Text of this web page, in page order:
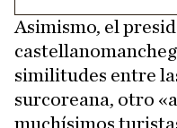
Asimismo, el
similitudes entre
surcoreana, otro
muchísimos